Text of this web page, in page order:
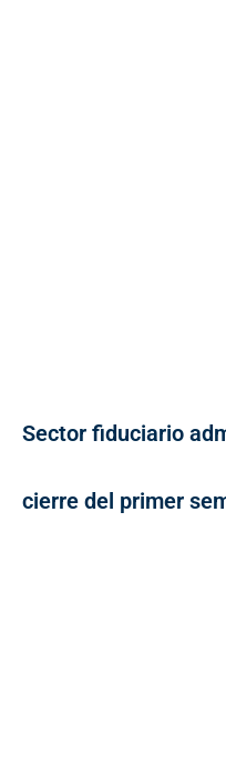
Sector fiduciario
cierre del primer